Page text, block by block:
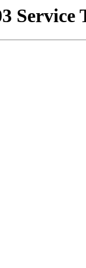
Service